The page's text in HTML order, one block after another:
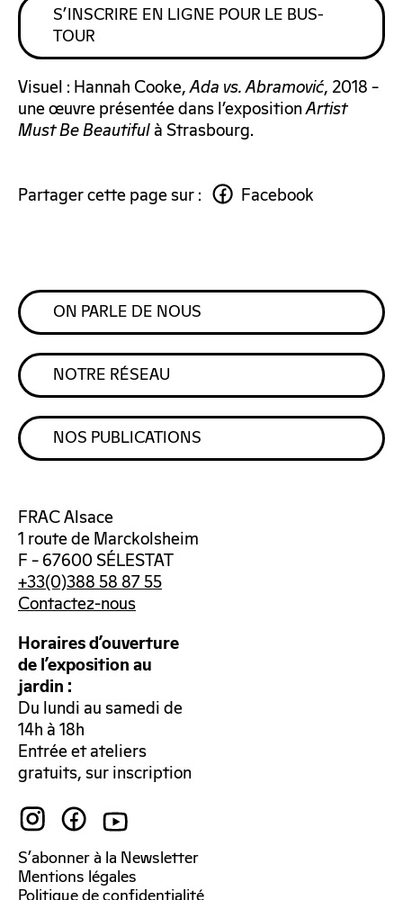
S’INSCRIRE EN LIGNE POUR LE BUS-
TOUR
Visuel : Hannah Cooke,Ada vs. Abramović, 2018 –
une œuvre présentée dans l’expositionArtist
Must Be Beautifulà Strasbourg.
Partager cette page sur : Facebook
ON PARLE DE NOUS
NOTRE RÉSEAU
NOS PUBLICATIONS
FRAC Alsace
1 route de Marckolsheim
F – 67600 SÉLESTAT
+33(0)388 58 87 55
Contactez-nous
Horaires d’ouverture
de l’exposition au
jardin :
Du lundi au samedi de
14h à 18h
Entrée et ateliers
gratuits, sur inscription
S’abonner à la Newsletter
Mentions légales